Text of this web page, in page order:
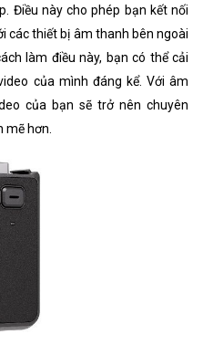
Điều này cho phép bạn kết nối
các thiết bị âm thanh bên ngoài
làm điều này, bạn có thể cải
của mình đáng kể. Với âm
của bạn sẽ trở nên chuyên
hơn.